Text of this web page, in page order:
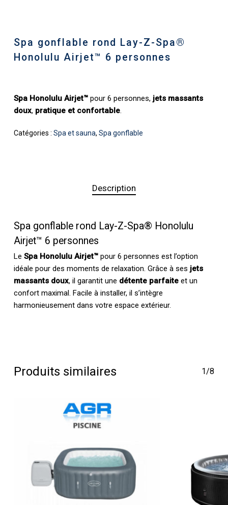
Spa gonflable rond Lay-Z-Spa®
Honolulu Airjet™ 6 personnes
Spa Honolulu Airjet™pour 6 personnes, jets massants
doux, pratique et confortable.
Catégories : Spa et sauna, Spa gonflable
Description
Spa gonflable rond Lay-Z-Spa® Honolulu
Airjet™ 6 personnes
Le Spa Honolulu Airjet™pour 6 personnes est l’option
idéale pour des moments de relaxation. Grâce à ses jets
massants doux, il garantit une détente parfaiteet un
confort maximal. Facile à installer, il s’intègre
harmonieusement dans votre espace extérieur.
Produits similaires 1/8